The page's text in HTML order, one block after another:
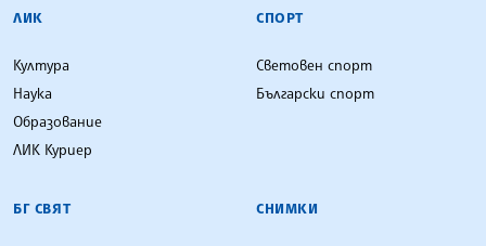
ЛИК
Култура
Наука
Образование
ЛИК Куриер
СПОРТ
Световен спорт
Български спорт
БГ СВЯТ СНИМКИ